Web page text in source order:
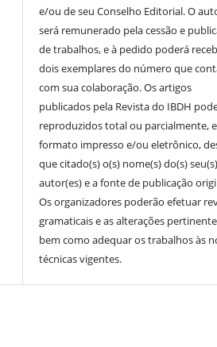
e/ou de seu Conselho Editorial. O
será remunerado pela cessão e
de trabalhos, e à pedido poderá
dois exemplares do número que
com sua colaboração. Os artigos
publicados pela Revista do IBDH
reproduzidos total ou parcialmente,
formato impresso e/ou eletrônico,
que citado(s) o(s) nome(s) do(s) seu(s)
autor(es) e a fonte de publicação
Os organizadores poderão efetuar
gramaticais e as alterações
bem como adequar os trabalhos às
técnicas vigentes.